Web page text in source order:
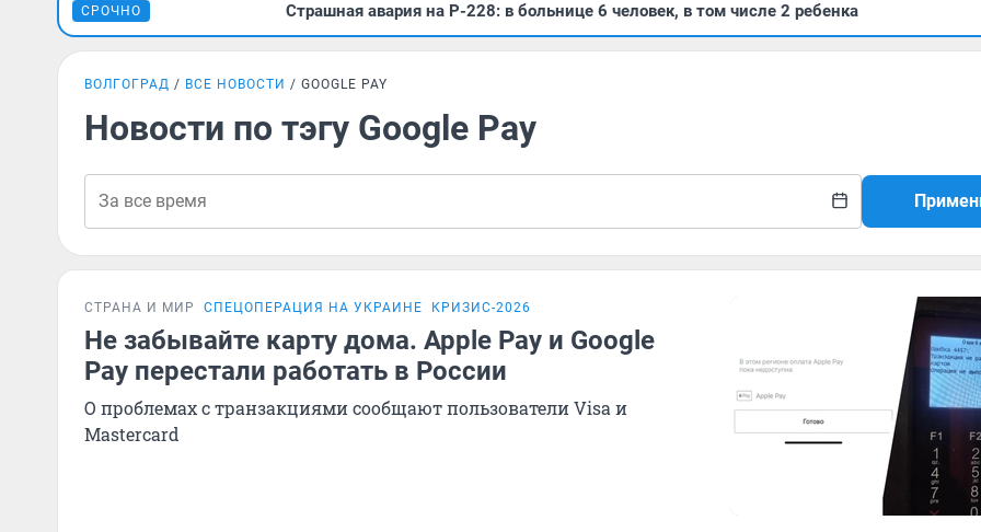
СРОЧНО Страшная авария на Р-228: в больнице 6 человек, в том числе 2 ребенка
ВОЛГОГРАД ВСЕ НОВОСТИ GOOGLE PAY
Новости по тэгу Google Pay
СТРАНА И МИР СПЕЦОПЕРАЦИЯ НА УКРАИНЕ КРИЗИС-2026
Не забывайте карту дома. Apple Pay и Google
Pay перестали работать в России
О проблемах с транзакциями сообщают пользователи Visa и
Mastercard